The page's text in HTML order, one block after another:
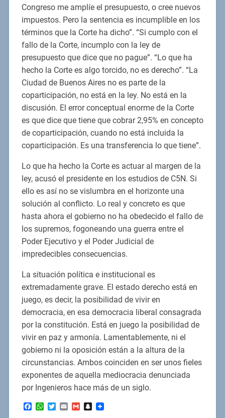
Congreso me amplíe el presupuesto, o cree nuevos
impuestos. Pero la sentencia es incumplible en los
términos que la Corte ha dicho”. “Si cumplo con el
fallo de la Corte, incumplo con la ley de
presupuesto que dice que no pague”. “Lo que ha
hecho la Corte es algo torcido, no es derecho”. “La
Ciudad de Buenos Aires no es parte de la
coparticipación, no está en la ley. No está en la
discusión. El error conceptual enorme de la Corte
es que dice que tiene que cobrar 2,95% en concepto
de coparticipación, cuando no está incluida la
coparticipación. Es una transferencia lo que tiene”.
Lo que ha hecho la Corte es actuar al margen de la
ley, acusó el presidente en los estudios de C5N. Si
ello es así no se vislumbra en el horizonte una
solución al conflicto. Lo real y concreto es que
hasta ahora el gobierno no ha obedecido el fallo de
los supremos, fogoneando una guerra entre el
Poder Ejecutivo y el Poder Judicial de
impredecibles consecuencias.
La situación política e institucional es
extremadamente grave. El estado derecho está en
juego, es decir, la posibilidad de vivir en
democracia, en esa democracia liberal consagrada
por la constitución. Está en juego la posibilidad de
vivir en paz y armonía. Lamentablemente, ni el
gobierno ni la oposición están a la altura de la
circunstancias. Ambos coinciden en ser unos fieles
exponentes de aquella mediocracia denunciada
por Ingenieros hace más de un siglo.
Facebook
WhatsApp
Twitter
EmailGmailSnapchat